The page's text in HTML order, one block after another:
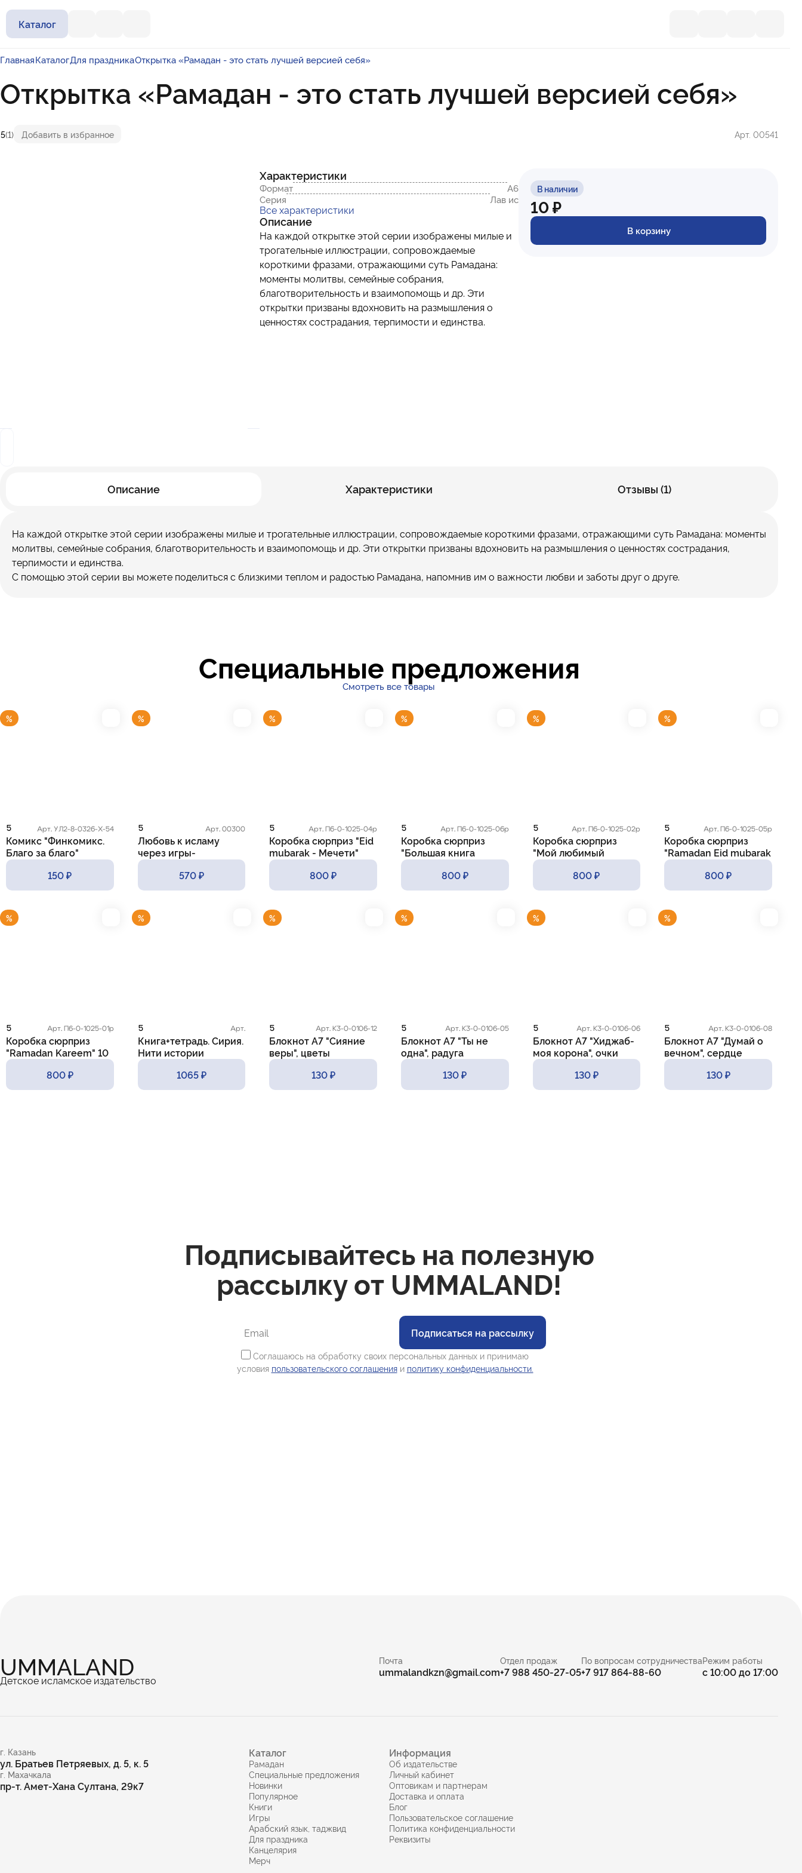
Каталог
ГлавнаяКаталогДля праздникаОткрытка «Рамадан - это стать лучшей версией себя»
Открытка «Рамадан - это стать лучшей версией себя»
5(1) Добавить в избранное Арт. 00541
Характеристики
Формат
А6
Серия
Лав ис
Все характеристики
Описание
На каждой открытке этой серии изображены милые и
трогательные иллюстрации, сопровождаемые
короткими фразами, отражающими суть Рамадана:
моменты молитвы, семейные собрания,
благотворительность и взаимопомощь и др. Эти
открытки призваны вдохновить на размышления о
ценностях сострадания, терпимости и единства.
В наличии
10 ₽
В корзину
Описание Характеристики Отзывы (1)
На каждой открытке этой серии изображены милые и трогательные иллюстрации, сопровождаемые короткими фразами, отражающими суть Рамадана: моменты
молитвы, семейные собрания, благотворительность и взаимопомощь и др. Эти открытки призваны вдохновить на размышления о ценностях сострадания,
терпимости и единства.
С помощью этой серии вы можете поделиться с близкими теплом и радостью Рамадана, напомнив им о важности любви и заботы друг о друге.
Специальные предложения
Смотреть все товары
%
5 Арт. УЛ2-8-0326-Х-54
Комикс "Финкомикс.
Благо за благо"
150 ₽
%
5 Арт. 00300
Любовь к исламу
через игры-
размышлялки:
практические приемы
и методы
570 ₽
%
5 Арт. П6-0-1025-04р
Коробка сюрприз "Eid
mubarak - Мечети"
800 ₽
%
5 Арт. П6-0-1025-06р
Коробка сюрприз
"Большая книга
Рамадана"
800 ₽
%
5 Арт. П6-0-1025-02р
Коробка сюрприз
"Мой любимый
Рамадан"
800 ₽
%
5 Арт. П6-0-1025-05р
Коробка сюрприз
"Ramadan Eid mubarak
- Цветные
иллюстрации"
800 ₽
%
5 Арт. П6-0-1025-01р
Коробка сюрприз
"Ramadan Kareem" 10
штук
800 ₽
%
5 Арт.
Книга+тетрадь. Сирия.
Нити истории
1065 ₽
%
5 Арт. К3-0-0106-12
Блокнот А7 "Сияние
веры", цветы
130 ₽
%
5 Арт. К3-0-0106-05
Блокнот А7 "Ты не
одна", радуга
130 ₽
%
5 Арт. К3-0-0106-06
Блокнот А7 "Хиджаб-
моя корона", очки
130 ₽
%
5 Арт. К3-0-0106-08
Блокнот А7 "Думай о
вечном", сердце
130 ₽
Подписывайтесь на полезную
рассылку от UMMALAND!
Подписаться на рассылку
Соглашаюсь на обработку своих персональных данных и принимаю
условия пользовательского соглашенияи политику конфиденциальности.
UMMALAND
Детское исламское издательство
Почта
ummalandkzn@gmail.com
Отдел продаж
+7 988 450-27-05
По вопросам сотрудничества
+7 917 864-88-60
Режим работы
с 10:00 до 17:00
г. Казань
ул. Братьев Петряевых, д. 5, к. 5
г. Махачкала
пр-т. Амет-Хана Султана, 29к7
Каталог
Рамадан
Специальные предложения
Новинки
Популярное
Книги
Игры
Арабский язык, таджвид
Для праздника
Канцелярия
Мерч
Информация
Об издательстве
Личный кабинет
Оптовикам и партнерам
Доставка и оплата
Блог
Пользовательское соглашение
Политика конфиденциальности
Реквизиты